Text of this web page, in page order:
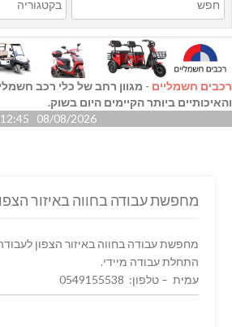
רכבים חשמליים - מגוון רחב של כלי רכב
והאיכותיים ביותר הקיימים היום בשוק.
08/08/2026 12:45
מחפשת עבודה בחווה באיזור
מחפשת עבודה בחווה באיזור הצפון
התחלת עבודה מיידי.
עמית – טלפון: 0549155538